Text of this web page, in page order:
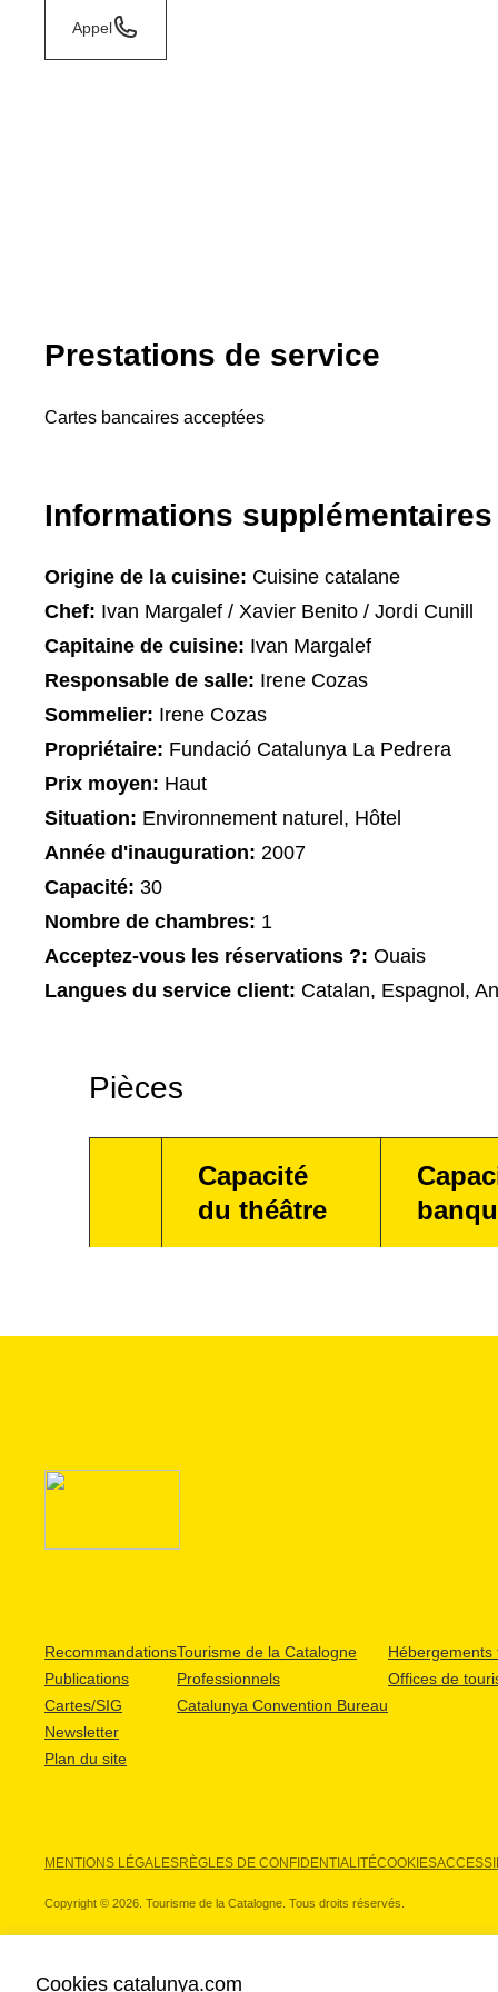
Appel
Prestations de service
Cartes bancaires acceptées
Informations supplémentaires
Origine de la cuisine: Cuisine catalane
Chef: Ivan Margalef / Xavier Benito / Jordi Cunill
Capitaine de cuisine: Ivan Margalef
Responsable de salle: Irene Cozas
Sommelier: Irene Cozas
Propriétaire: Fundació Catalunya La Pedrera
Prix moyen: Haut
Situation: Environnement naturel, Hôtel
Année d'inauguration: 2007
Capacité: 30
Nombre de chambres: 1
Acceptez-vous les réservations ?: Ouais
Langues du service client: Catalan, Espagnol,
Pièces
Capacité
du théâtre
Recommandations
Publications
Cartes/SIG
Newsletter
Plan du site
Tourisme de la Catalogne
Professionnels
Catalunya Convention Bureau
Hébergements
Offices de
MENTIONS LÉGALESRÈGLES DE CONFIDENTIALITÉCOOKIES
Copyright © 2026. Tourisme de la Catalogne. Tous droits réservés.
Cookies catalunya.com